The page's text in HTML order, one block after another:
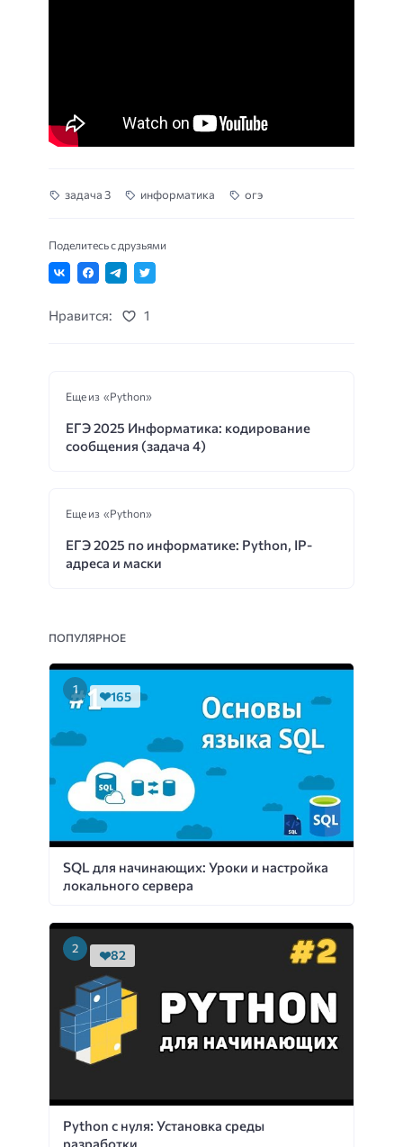
задача 3 информатика огэ
Поделитесь с друзьями
Нравится: 1
Еще из «Python»
ЕГЭ 2025 Информатика: кодирование
сообщения (задача 4)
Еще из «Python»
ЕГЭ 2025 по информатике: Python, IP-
адреса и маски
ПОПУЛЯРНОЕ
SQL для начинающих: Уроки и настройка
локального сервера
165
Python с нуля: Установка среды
разработки
82